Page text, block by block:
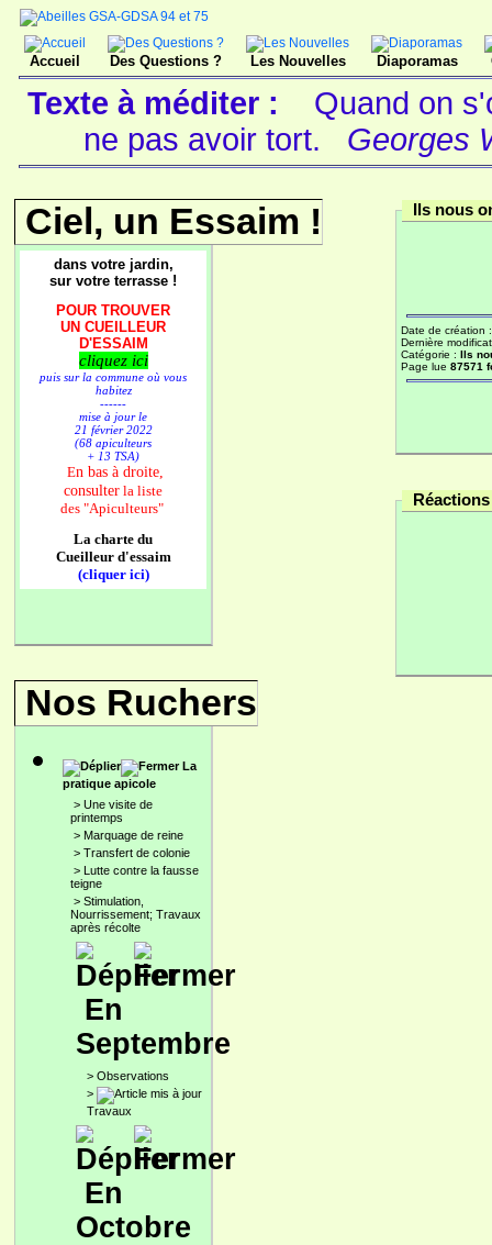
Accueil Des Questions ? Les Nouvelles Diaporamas
Texte à méditer :
Quand on
ne pas avoir tort.
Georges
Ciel, un Essaim !
dans votre jardin,
sur votre terrasse !
POUR TROUVER
UN CUEILLEUR
D'ESSAIM
cliquez ici
puis sur la commune où vous
habitez
------
mise à jour le
21 février 2022
(68 apiculteurs
+ 13 TSA)
En bas à droite,
consulter la liste
des "Apiculteurs"
La charte du
Cueilleur d'essaim
(cliquer ici)
Nos Ruchers
La
pratique apicole
> Une visite de
printemps
> Marquage de reine
> Transfert de colonie
> Lutte contre la fausse
teigne
> Stimulation,
Nourrissement; Travaux
après récolte
En
Septembre
> Observations
>
Travaux
En
Octobre
Ils nous
Date de création
Dernière
Catégorie : Ils
Page lue 87571